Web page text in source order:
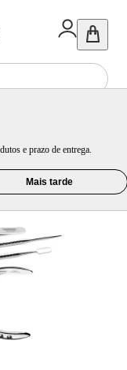
e prazo de entrega.
Mais tarde